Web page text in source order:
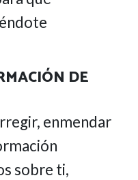
DE
enmendar
sobre ti,